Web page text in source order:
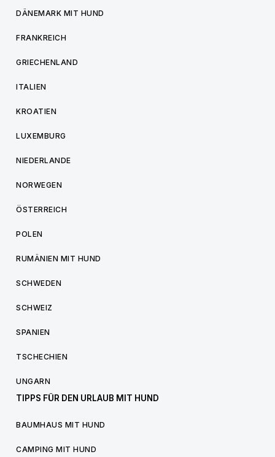
DÄNEMARK MIT HUND
FRANKREICH
GRIECHENLAND
ITALIEN
KROATIEN
LUXEMBURG
NIEDERLANDE
NORWEGEN
ÖSTERREICH
POLEN
RUMÄNIEN MIT HUND
SCHWEDEN
SCHWEIZ
SPANIEN
TSCHECHIEN
UNGARN
TIPPS FÜR DEN URLAUB MIT HUND
BAUMHAUS MIT HUND
CAMPING MIT HUND